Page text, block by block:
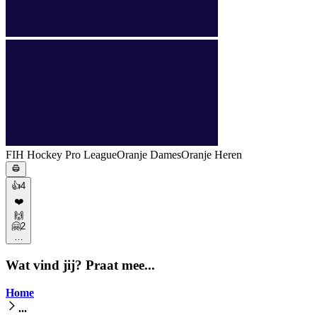
FIH Hockey Pro LeagueOranje DamesOranje Heren
👍4
❤️
🙌
🤗2
…
Wat vind jij? Praat mee...
Home
...